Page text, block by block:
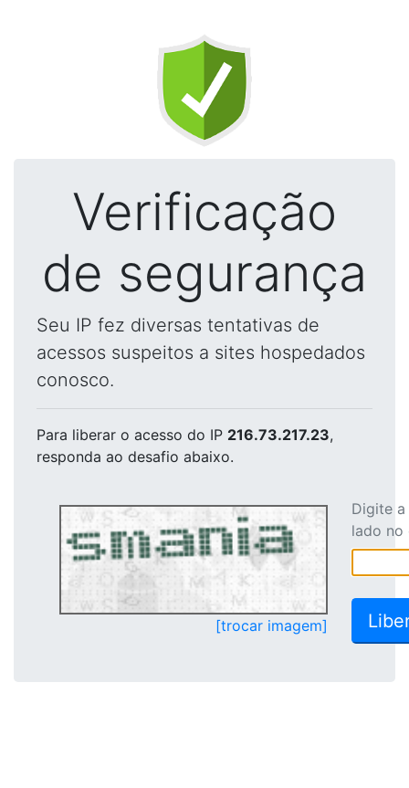
Verificação
de segurança
Seu IP fez diversas tentativas de
acessos suspeitos a sites hospedados
conosco.
Para liberar o acesso do IP 216.73.217.23,
responda ao desafio abaixo.
[trocar imagem]
Digite
lado no